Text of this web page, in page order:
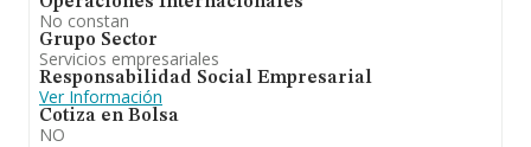
No constan
Grupo Sector
Servicios empresariales
Responsabilidad Social Empresarial
Ver Información
Cotiza en Bolsa
NO